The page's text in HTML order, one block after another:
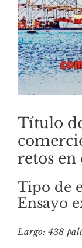
Título
retos en
Tipo de
Ensayo
Largo: 438